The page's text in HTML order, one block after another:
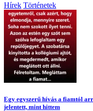
Hírek Történetek
Egy egyszerű hívás a fiamtól
jelentett, mint hittem